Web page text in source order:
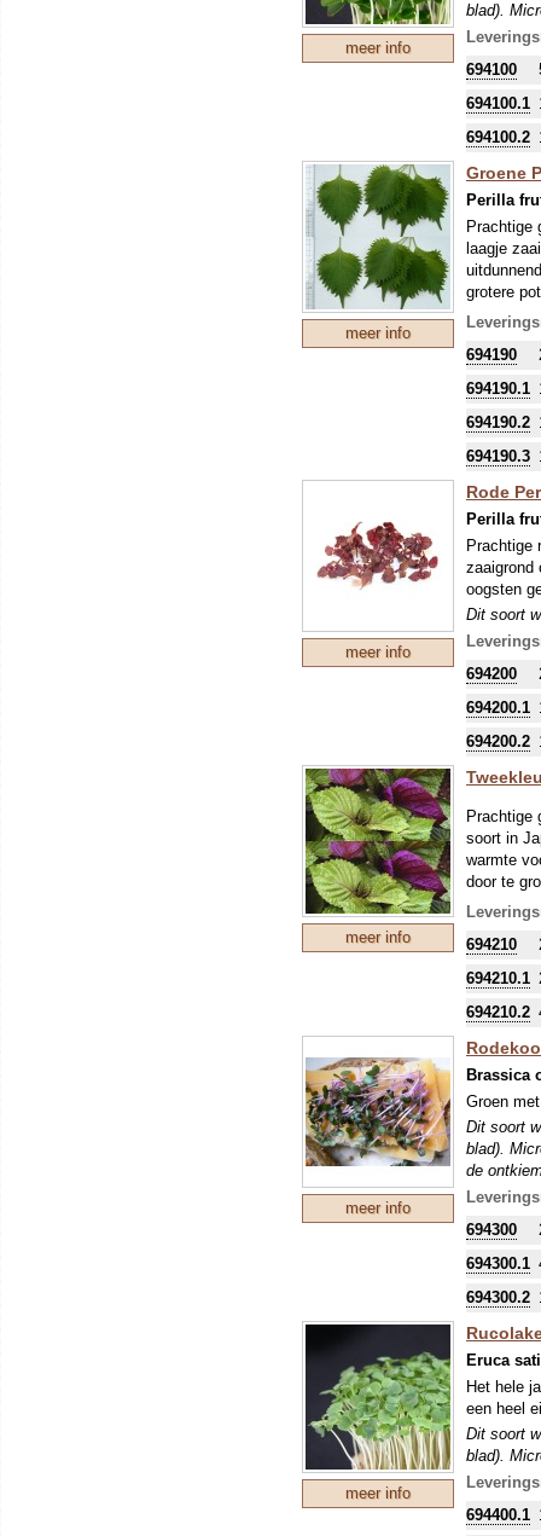
meer info
blad).
de
694100
694100.1
694100.2
meer info
Groene
Perilla
Prachtige
laagje
grotere
Dit soort
de
694190
694190.1
694190.2
694190.3
meer info
Rode
Perilla
Prachtige
zaaigrond
oogsten
Dit soort
blad).
694200
694200.1
694200.2
meer info
Prachtige
soort in
warmte
door te
Dit soort
de
694210
694210.1
694210.2
meer info
Brassica
Groen
Dit soort
blad).
de
694300
694300.1
694300.2
meer info
Eruca
Het hele
een heel
Dit soort
blad).
de
694400.1